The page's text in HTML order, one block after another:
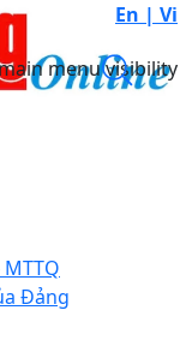
En | Vi
menu visibility
Đảng